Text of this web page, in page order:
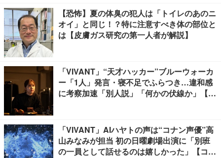
【恐怖】夏の体臭の犯人は「トイレのあのニ
オイ」と同じ！？特に注意すべき体の部位と
は【皮膚ガス研究の第一人者が解説】
「VIVANT」“天才ハッカー”ブルーウォーカ
ー「1人」発言・寝不足でふらつき…違和感
に考察加速「別人説」「何かの伏線か」【ネ
「VIVANT」AIハヤトの声は“コナン声優”高
山みなみが担当 初の日曜劇場出演に「別班
の一員として話せるのは嬉しかった」【コメ